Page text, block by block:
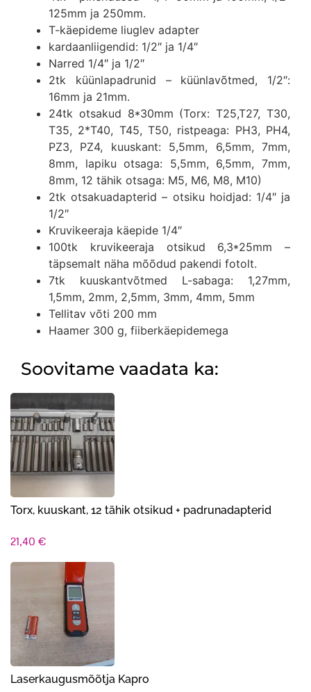
125mm ja 250mm.
T-käepideme liuglev adapter
kardaanliigendid: 1/2″ ja 1/4″
Narred 1/4″ ja 1/2″
2tk küünlapadrunid – küünlavõtmed, 1/2″:
16mm ja 21mm.
24tk otsakud 8*30mm (Torx: T25,T27, T30,
T35, 2*T40, T45, T50, ristpeaga: PH3, PH4,
PZ3, PZ4, kuuskant: 5,5mm, 6,5mm, 7mm,
8mm, lapiku otsaga: 5,5mm, 6,5mm, 7mm,
8mm, 12 tähik otsaga: M5, M6, M8, M10)
2tk otsakuadapterid – otsiku hoidjad: 1/4″ ja
1/2″
Kruvikeeraja käepide 1/4″
100tk kruvikeeraja otsikud 6,3*25mm –
täpsemalt näha mõõdud pakendi fotolt.
7tk kuuskantvõtmed L-sabaga: 1,27mm,
1,5mm, 2mm, 2,5mm, 3mm, 4mm, 5mm
Tellitav võti 200 mm
Haamer 300 g, fiiberkäepidemega
Soovitame vaadata ka:
Torx, kuuskant, 12 tähik otsikud + padrunadapterid
21,40 €
Laserkaugusmõõtja Kapro